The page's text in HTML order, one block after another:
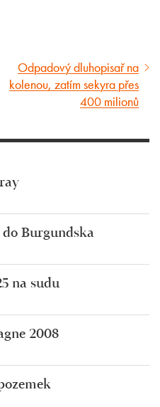
Následující
článek
Odpadový dluhopisař na
kolenou, zatím sekyra přes
400 milionů
Burgundska
na sudu
2008